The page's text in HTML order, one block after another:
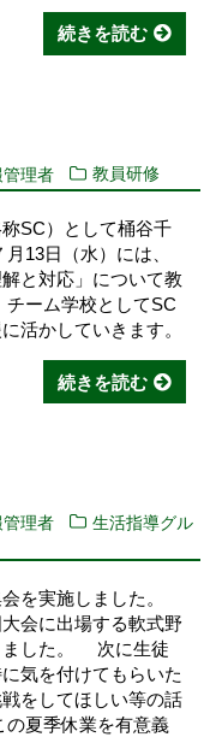
続きを読む
理者 教員研修
SC）として桶谷千
13日（水）には、
と対応」について教
ーム学校としてSC
活かしていきます。
続きを読む
理者
生活指導グル
を実施しました。
会に出場する軟式野
ました。 次に生徒
気を付けてもらいた
をしてほしい等の話
夏季休業を有意義